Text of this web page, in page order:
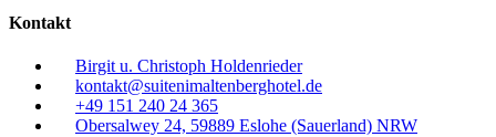
Kontakt
Birgit u. Christoph Holdenrieder
kontakt@suitenimaltenberghotel.de
+49 151 240 24 365
Obersalwey 24, 59889 Eslohe (Sauerland) NRW